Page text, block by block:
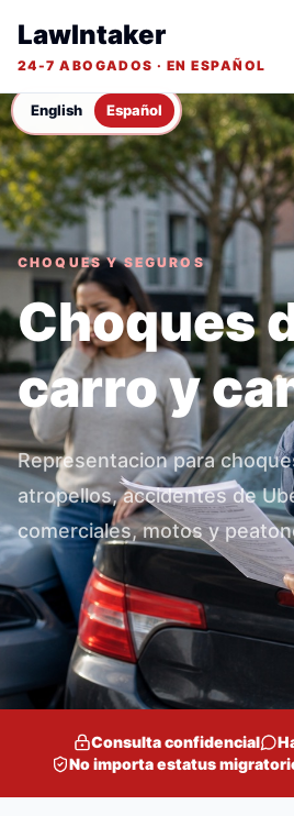
English Español
LawIntaker
24-7 ABOGADOS · EN ESPAÑOL
CHOQUES Y SEGUROS
Choques
carro y
Representacion para
atropellos, accidentes de
comerciales, motos y
Consulta confidencial
No importa estatus